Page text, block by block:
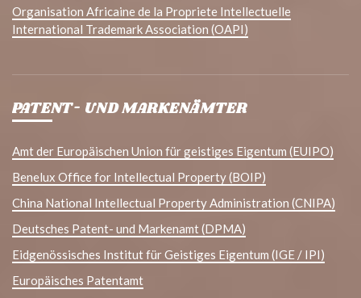
Organisation Africaine de la Propriete Intellectuelle
International Trademark Association (OAPI)
PATENT- UND MARKENÄMTER
Amt der Europäischen Union für geistiges Eigentum (EUIPO)
Benelux Office for Intellectual Property (BOIP)
China National Intellectual Property Administration (CNIPA)
Deutsches Patent- und Markenamt (DPMA)
Eidgenössisches Institut für Geistiges Eigentum (IGE / IPI)
Europäisches Patentamt